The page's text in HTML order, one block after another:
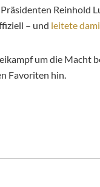
Reinhold
– und leitete
um die Macht
Favoriten hin.